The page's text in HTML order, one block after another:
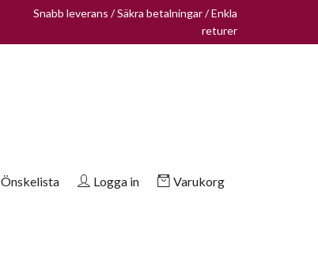
Snabb leverans / Säkra betalningar / Enkla
returer
Önskelista Logga in Varukorg